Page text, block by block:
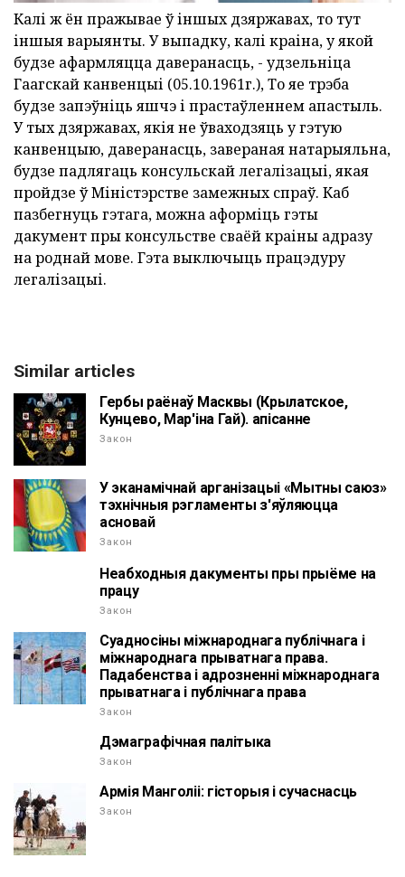
Калі ж ён пражывае ў іншых дзяржавах, то тут
іншыя варыянты. У выпадку, калі краіна, у якой
будзе афармляцца даверанасць, - удзельніца
Гаагскай канвенцыі (05.10.1961г.), То яе трэба
будзе запэўніць яшчэ і прастаўленнем апастыль.
У тых дзяржавах, якія не ўваходзяць у гэтую
канвенцыю, даверанасць, завераная натарыяльна,
будзе падлягаць консульскай легалізацыі, якая
пройдзе ў Міністэрстве замежных спраў. Каб
пазбегнуць гэтага, можна аформіць гэты
дакумент пры консульстве сваёй краіны адразу
на роднай мове. Гэта выключыць працэдуру
легалізацыі.
Similar articles
Гербы раёнаў Масквы (Крылатское,
Кунцево, Мар'іна Гай). апісанне
Закон
У эканамічнай арганізацыі «Мытны саюз»
тэхнічныя рэгламенты з'яўляюцца
асновай
Закон
Неабходныя дакументы пры прыёме на
працу
Закон
Суадносіны міжнароднага публічнага і
міжнароднага прыватнага права.
Падабенства і адрозненні міжнароднага
прыватнага і публічнага права
Закон
Дэмаграфічная палітыка
Закон
Армія Манголіі: гісторыя і сучаснасць
Закон